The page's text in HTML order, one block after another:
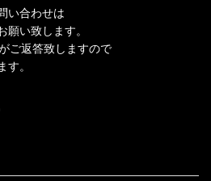
い合わせは
願い致します。
ご返答致しますので
す。